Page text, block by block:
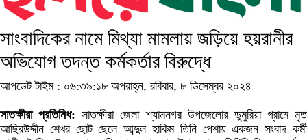
সাংবাদিকের নামে মিথ্যা মামলায় জড়িয়ে হয়রানীর
অভিযোগ তদন্ত কর্মকর্তার বিরুদ্ধে
আপডেট টাইম : ০৬:৩৯:১৮ অপরাহ্ন, রবিবার, ৮ ডিসেম্বর ২০২৪
সাতক্ষীরা প্রতিনিধ: সাতক্ষীরা জেলা শ্যামনগর উপজেলাের ডুমুরিয়া গ্রামে মৃত
আছিরউদ্দীন শেখর ছোট ছেলে আব্দুল হাকিম তিনি পেশায় একজন সংবাদ কর্মী